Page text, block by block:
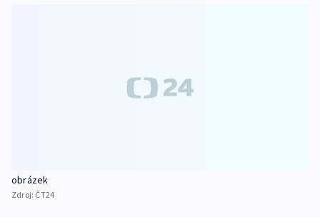
obrázek
Zdroj: ČT24